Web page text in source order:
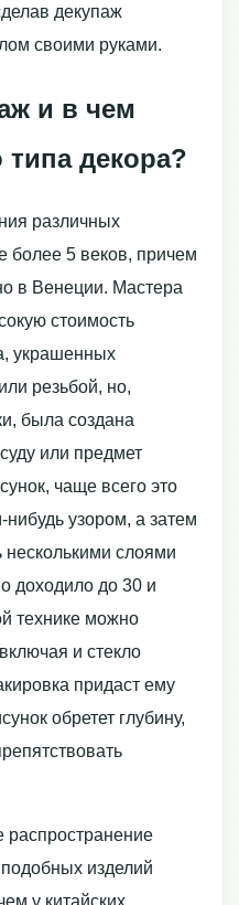
декупаж
своими руками.
и в чем
типа декора?
различных
более 5 веков, причем
в Венеции. Мастера
стоимость
украшенных
резьбой, но,
была создана
или предмет
чаще всего это
нибудь узором, а затем
несколькими слоями
доходило до 30 и
технике можно
и стекло
придаст ему
обретет глубину,
распространение
подобных изделий
у китайских